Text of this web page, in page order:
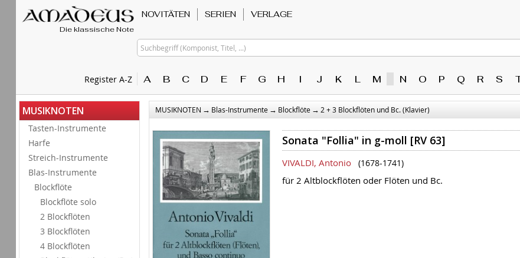
Die klassische Note
Register A-Z
NOVITÄTEN SERIEN VERLAGE
Suchbegriff (Komponist, Titel, ...)
A B C D E F G H I J K L M N O P Q R S
MUSIKNOTEN
Tasten-Instrumente
Harfe
Streich-Instrumente
Blas-Instrumente
Blockflöte
Blockflöte solo
2 Blockflöten
3 Blockflöten
4 Blockflöten
MUSIKNOTEN → Blas-Instrumente → Blockflöte → 2 + 3 Blockflöten und Bc. (Klavier)
Sonata "Follia" in g-moll [RV 63]
VIVALDI, Antonio (1678-1741)
für 2 Altblockflöten oder Flöten und Bc.